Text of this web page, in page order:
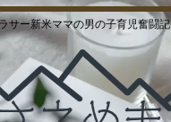
サー新米ママの男の子育児奮闘記